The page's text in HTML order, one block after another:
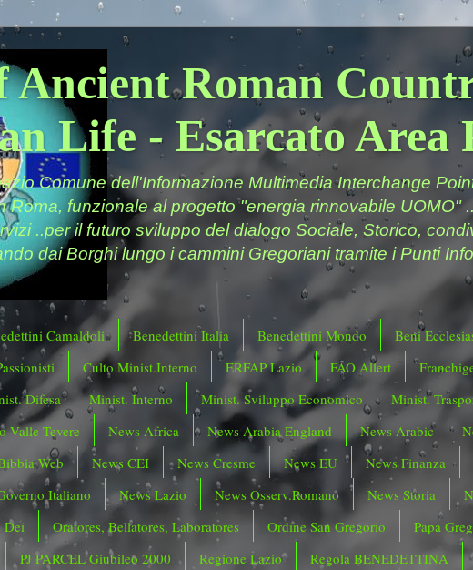
Ancient Roman
Life - Esarcato Area
Comune dell'Informazione Multimedia Interchange
Roma, funzionale al progetto "energia rinnovabile UOMO"
..per il futuro sviluppo del dialogo Sociale, Storico,
dai Borghi lungo i cammini Gregoriani tramite i Punti
Camaldoli Benedettini Italia Benedettini Mondo
Beni
Culto Minist.Interno ERFAP Lazio FAO Allert
Difesa Minist. Interno Minist. Sviluppo Economico
Minist.
Valle Tevere News Africa News Arabia England News Arabic
Web News CEI News Cresme News EU
News Finanza
Italiano News Lazio News Osserv.Romano News Storia
Dei Oratores, Bellatores, Laboratores Ordine San Gregorio
Papa
PJ PARCEL Giubileo 2000 Regione Lazio
Regola BENEDETTINA